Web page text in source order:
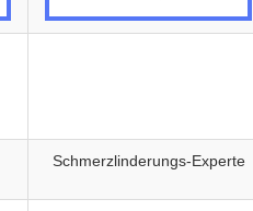
Schmerzlinderungs-Experte